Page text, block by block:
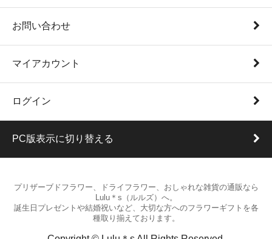
お問い合わせ
マイアカウント
ログイン
PC版表示に切り替える
プリザーブドフラワー、ドライフラワー、おしゃれな雑貨の通販なら
Lulu＊s（ルルズ）へ。
誕生日プレゼントや結婚祝いなど、大切な方へのフラワーギフトを各
種取り揃えております。